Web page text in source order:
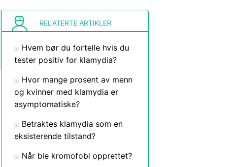
RELATERTE ARTIKLER
Hvem bør du fortelle hvis du
tester positiv for klamydia?
Hvor mange prosent av menn
og kvinner med klamydia er
asymptomatiske?
Betraktes klamydia som en
eksisterende tilstand?
Når ble kromofobi opprettet?